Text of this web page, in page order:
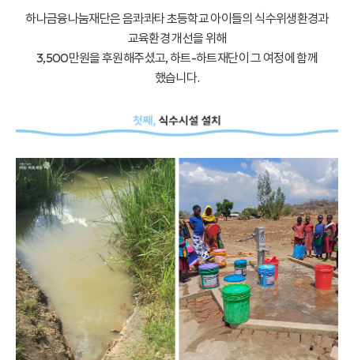
하나금융나눔재단은 음콰콰타 초등학교 아이들의 식수위생환경과
교육환경 개선을 위해
3,500만원을 후원해주셨고, 하트-하트재단이 그 여정에 함께
했습니다.